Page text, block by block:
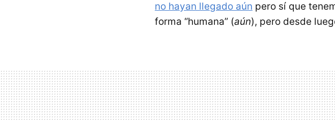
no hayan llegado aún pero sí que
forma “humana” (aún), pero desde